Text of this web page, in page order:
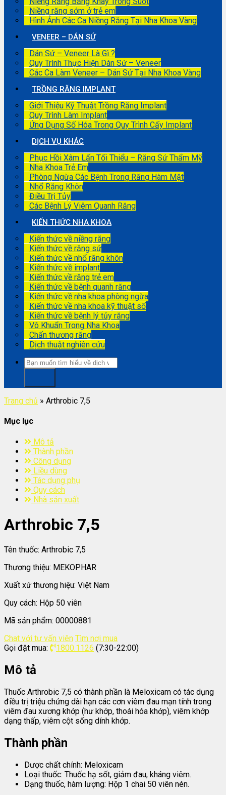
Niềng răng sớm ở trẻ em
Hình Ảnh Các Ca Niềng Răng Tại Nha Khoa Vàng
VENEER – DÁN SỨ
Dán Sứ – Veneer Là Gì ?
Quy Trình Thực Hiện Dán Sứ – Veneer
Các Ca Làm Veneer – Dán Sứ Tại Nha Khoa Vàng
TRỒNG RĂNG IMPLANT
Giới Thiệu Kỹ Thuật Trồng Răng Implant
Quy Trình Làm Implant
Ứng Dụng Số Hóa Trong Quy Trình Cấy Implant
DỊCH VỤ KHÁC
Phục Hồi Xâm Lấn Tối Thiểu – Răng Sứ Thẩm Mỹ
Nha Khoa Trẻ Em
Phòng Ngừa Các Bệnh Trong Răng Hàm Mặt
Nhổ Răng Khôn
Điều Trị Tủy
Các Bệnh Lý Viêm Quanh Răng
KIẾN THỨC NHA KHOA
Kiến thức về niềng răng
Kiến thức về răng sứ
Kiến thức về nhổ răng khôn
Kiến thức về implant
Kiến thức về răng trẻ em
Kiến thức về bệnh quanh răng
Kiến thức về nha khoa phòng ngừa
Kiến thức về nha khoa kỹ thuật số
Kiến thức về bệnh lý tủy răng
Vô Khuẩn Trong Nha Khoa
Chấn thương răng
Dịch thuật nghiên cứu
Trang chủ » Arthrobic 7,5
Mục lục
Mô tả
Thành phần
Công dụng
Liều dùng
Tác dụng phụ
Quy cách
Nhà sản xuất
Arthrobic 7,5
Tên thuốc: Arthrobic 7,5
Thương thiệu: MEKOPHAR
Xuất xứ thương hiệu: Việt Nam
Quy cách: Hộp 50 viên
Mã sản phẩm: 00000881
Chat với tư vấn viên Tìm nơi mua
Gọi đặt mua:
1800.1126 (7:30-22:00)
Mô tả
Thuốc Arthrobic 7,5 có thành phần là Meloxicam có tác dụng
điều trị triệu chứng dài hạn các cơn viêm đau mạn tính trong
viêm đau xương khớp (hư khớp, thoái hóa khớp), viêm khớp
dạng thấp, viêm cột sống dính khớp.
Thành phần
Dược chất chính: Meloxicam
Loại thuốc: Thuốc hạ sốt, giảm đau, kháng viêm.
Dạng thuốc, hàm lượng: Hộp 1 chai 50 viên nén.